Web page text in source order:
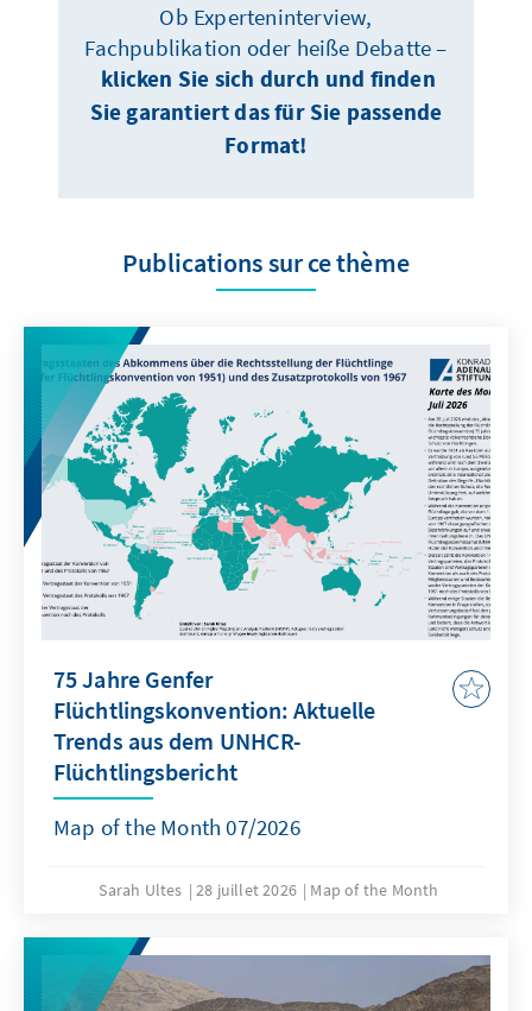
Ob Experteninterview,
Fachpublikation oder heiße Debatte –
klicken Sie sich durch und finden
Sie garantiert das für Sie passende
Format!
Publications sur ce thème
75 Jahre Genfer
Flüchtlingskonvention: Aktuelle
Trends aus dem UNHCR-
Flüchtlingsbericht
Map of the Month 07/2026
Sarah Ultes 28 juillet 2026 Map of the Month